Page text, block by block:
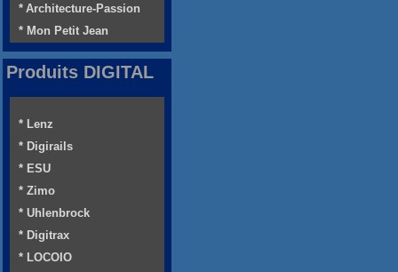
* Architecture-Passion
* Mon Petit Jean
Produits DIGITAL
* Lenz
* Digirails
* ESU
* Zimo
* Uhlenbrock
* Digitrax
* LOCOIO